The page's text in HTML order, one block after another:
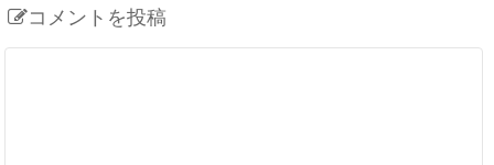
コメントを投稿